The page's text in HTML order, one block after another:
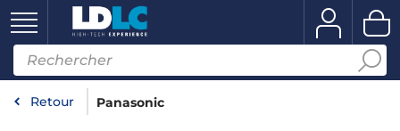
Retour Panasonic